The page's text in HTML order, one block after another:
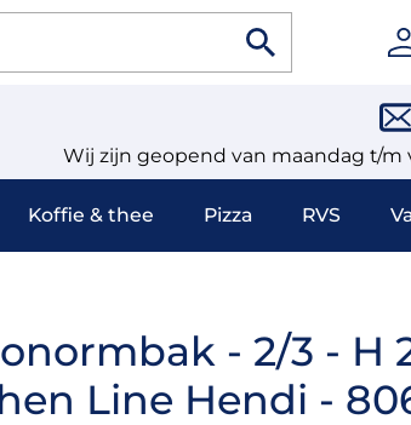
Wij zijn geopend van maandag t/m
Koffie & thee Pizza RVS
- 2/3 - H
Line Hendi -